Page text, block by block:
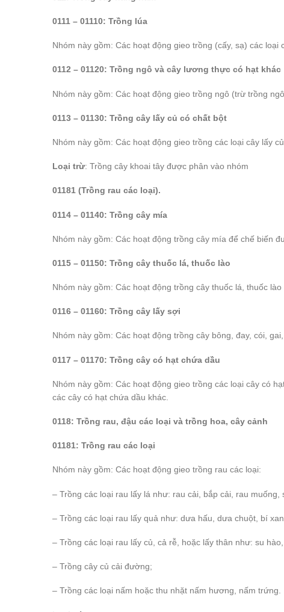
0111 – 01110: Trồng lúa
Nhóm này gồm: Các hoạt động gieo trồng (cấy, sạ) các loại
0112 – 01120: Trồng ngô và cây lương thực có hạt khác
Nhóm này gồm: Các hoạt động gieo trồng ngô (trừ trồng
0113 – 01130: Trồng cây lấy củ có chất bột
Nhóm này gồm: Các hoạt động gieo trồng các loại cây lấy
Loại trừ: Trồng cây khoai tây được phân vào nhóm
01181 (Trồng rau các loại).
0114 – 01140: Trồng cây mía
Nhóm này gồm: Các hoạt động trồng cây mía để chế biến
0115 – 01150: Trồng cây thuốc lá, thuốc lào
Nhóm này gồm: Các hoạt động trồng cây thuốc lá, thuốc
0116 – 01160: Trồng cây lấy sợi
Nhóm này gồm: Các hoạt động trồng cây bông, đay, cói,
0117 – 01170: Trồng cây có hạt chứa dầu
Nhóm này gồm: Các hoạt động gieo trồng các loại cây có
các cây có hạt chứa dầu khác.
0118: Trồng rau, đậu các loại và trồng hoa, cây cảnh
01181: Trồng rau các loại
Nhóm này gồm: Các hoạt động gieo trồng rau các loại:
– Trồng các loại rau lấy lá như: rau cải, bắp cải, rau
– Trồng các loại rau lấy quả như: dưa hấu, dưa chuột, bí
– Trồng các loại rau lấy củ, cả rễ, hoặc lấy thân như: su
– Trồng cây củ cải đường;
– Trồng các loại nấm hoặc thu nhặt nấm hương, nấm trứng.